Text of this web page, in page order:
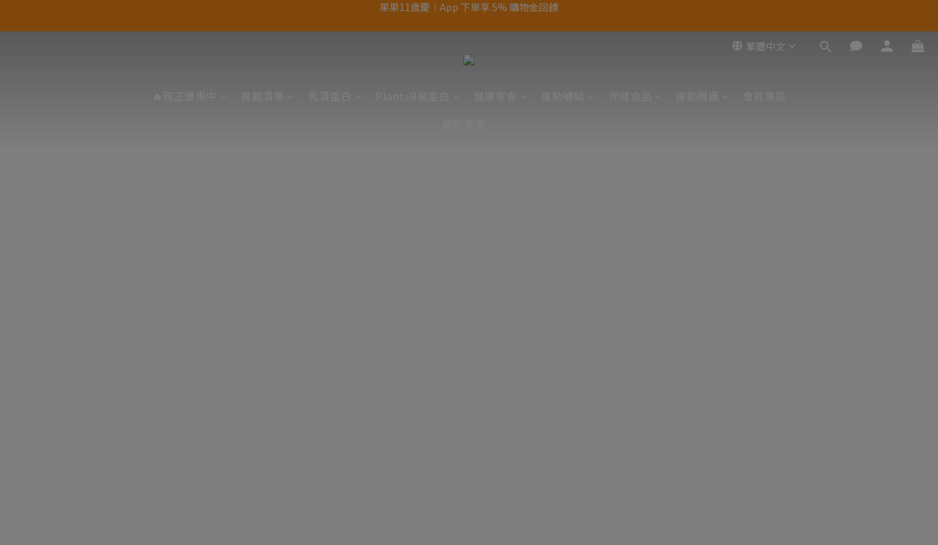
果果11歲慶｜App 下單享 5% 購物金回饋
結帳輸入優惠代碼【gopower】享全單95折優惠！
繁體中文